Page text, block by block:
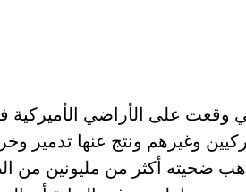
الأميركيين وغيرهم ونتج عنها
ضحيته أكثر من مليونين من